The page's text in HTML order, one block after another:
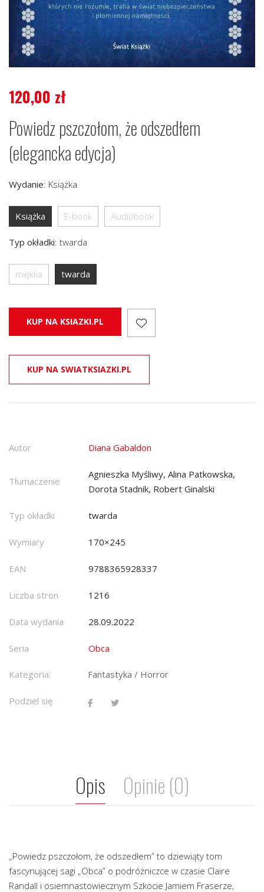
120,00 zł
Powiedz pszczołom, że odszedłem
(elegancka edycja)
Wydanie: Książka
Książka E-book Audiobook
Typ okładki: twarda
miękka twarda
KUP NA KSIAZKI.PL
KUP NA SWIATKSIAZKI.PL
Autor Diana Gabaldon
Tłumaczenie
Agnieszka Myśliwy, Alina Patkowska,
Dorota Stadnik, Robert Ginalski
Typ okładki twarda
Wymiary 170×245
EAN 9788365928337
Liczba stron 1216
Data wydania 28.09.2022
Seria Obca
Kategoria: Fantastyka / Horror
Podziel się
Opis Opinie (0)
„Powiedz pszczołom, że odszedłem” to dziewiąty tom
fascynującej sagi „Obca” o podróżniczce w czasie Claire
Randall i osiemnastowiecznym Szkocie Jamiem Fraserze,